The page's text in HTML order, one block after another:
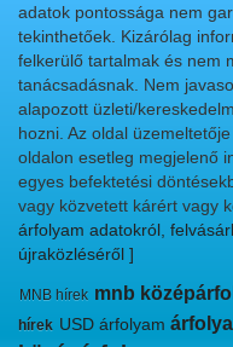
adatok pontossága nem
tekinthetőek. Kizárólag
felkerülő tartalmak és nem
tanácsadásnak. Nem
alapozott üzleti/
hozni. Az oldal
oldalon esetleg megjelenő
egyes befektetési
vagy közvetett kárért vagy
árfolyam adatokról,
újraközléséről ]
MNB hírek mnb
hírek USD árfolyam